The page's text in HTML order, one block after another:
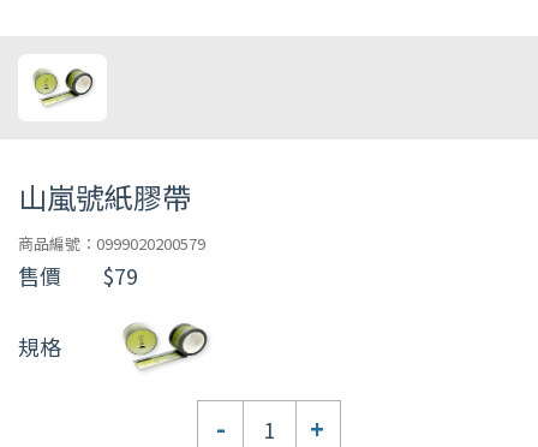
山嵐號紙膠帶
商品編號：0999020200579
售價 $79
規格
- +